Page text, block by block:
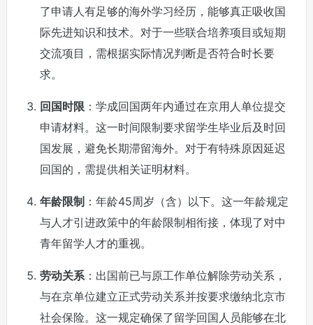
了申请人有足够的海外学习经历，能够真正吸收国
际先进知识和技术。对于一些联合培养项目或短期
交流项目，需根据实际情况判断是否符合时长要
求。
回国时限 ：学成回国两年内通过在京用人单位提交
申请材料。这一时间限制要求留学生毕业后及时回
国发展，避免长期滞留海外。对于有特殊原因延迟
回国的，需提供相关证明材料。
年龄限制：年龄45周岁（含）以下。这一年龄规定
与人才引进政策中的年龄限制相衔接，体现了对中
青年留学人才的重视。
劳动关系：出国前已与原工作单位解除劳动关系，
与在京单位建立正式劳动关系并按要求缴纳北京市
社会保险。这一规定确保了留学回国人员能够在北